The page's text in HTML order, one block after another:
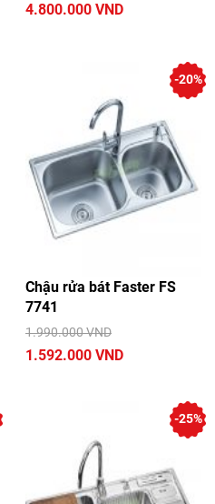
4.800.000 VND
Chậu rửa bát Faster FS
7741
1.990.000 VND
1.592.000 VND
-20%
-25%